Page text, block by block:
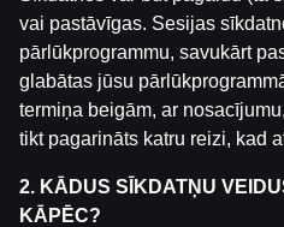
Saistītās ziņas
WRC Igaunijas
byDāvis 2026. g. 23. jūl.
vai pastāvīgas. Sesijas
pārlūkprogrammu, savukārt
glabātas jūsu
termiņa beigām, ar
tikt pagarināts katru reizi, kad
2. KĀDUS SĪKDATŅU
KĀPĒC?